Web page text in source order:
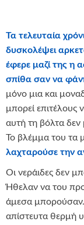
Τα τελευταία
δυσκολέψει
έφερε μαζί της η
σπίθα σαν να
μόνο μια και
μπορεί επιτέλους
αυτή τη βόλτα
Το βλέμμα του τα
λαχταρούσε την
Οι νεράιδες δεν
Ήθελαν να του
άμεσα
απίστευτα θερμή